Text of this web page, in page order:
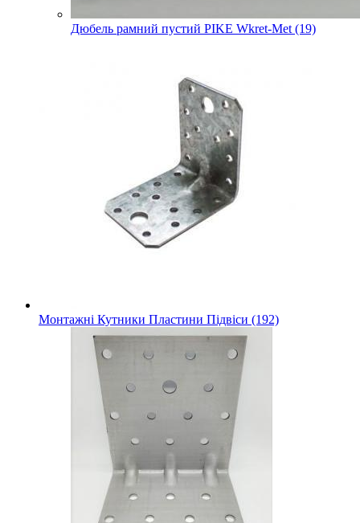
Дюбель рамний пустий PIKE Wkret-Met (19)
Монтажні Кутники Пластини Підвіси (192)